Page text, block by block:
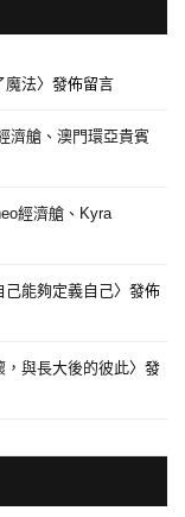
魔法〉發佈留言
濟艙、澳門環亞貴賓
經濟艙、Kyra
己能夠定義自己〉發佈
，與長大後的彼此〉發